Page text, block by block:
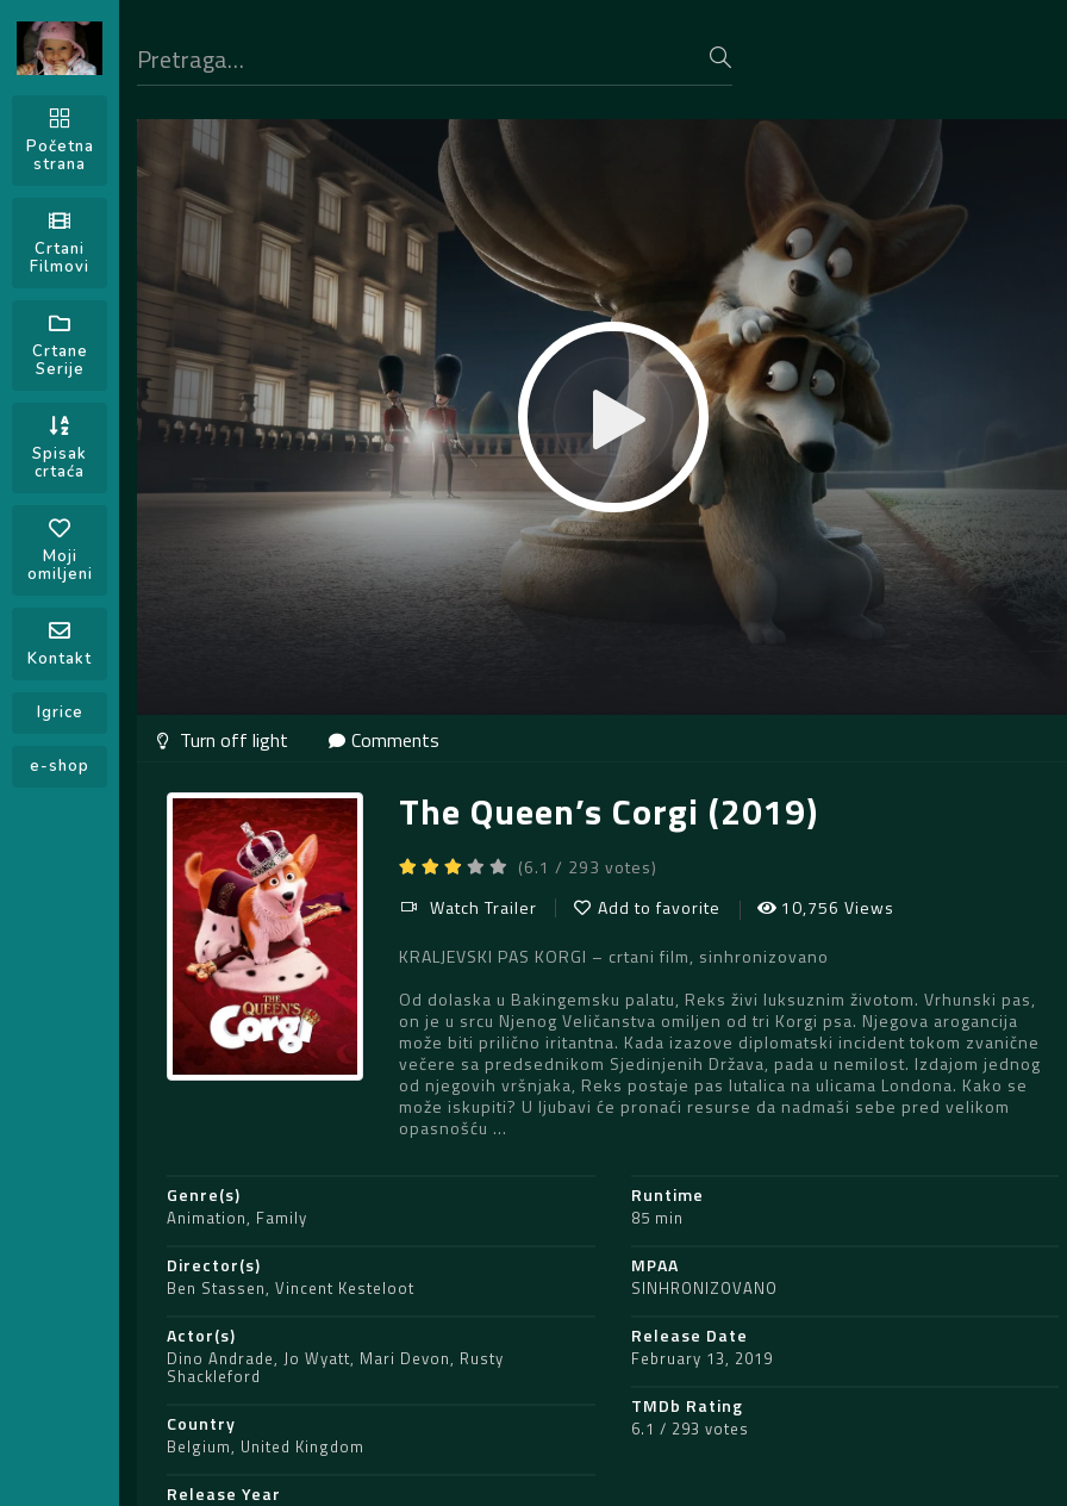
Početna
strana
Crtani
Filmovi
Crtane
Serije
Spisak
crtaća
Moji
omiljeni
Kontakt
Igrice
e-shop
Comments
The Queen’s Corgi (2019)
(6.1 / 293 votes)
Watch Trailer
Add to favorite
10,756 Views
KRALJEVSKI PAS KORGI – crtani film, sinhronizovano
Od dolaska u Bakingemsku palatu, Reks živi luksuznim životom. Vrhunski pas,
on je u srcu Njenog Veličanstva omiljen od tri Korgi psa. Njegova arogancija
može biti prilično iritantna. Kada izazove diplomatski incident tokom zvanične
večere sa predsednikom Sjedinjenih Država, pada u nemilost. Izdajom jednog
od njegovih vršnjaka, Reks postaje pas lutalica na ulicama Londona. Kako se
može iskupiti? U ljubavi će pronaći resurse da nadmaši sebe pred velikom
opasnošću …
Genre(s)
Animation, Family
Director(s)
Ben Stassen, Vincent Kesteloot
Actor(s)
Dino Andrade, Jo Wyatt, Mari Devon, Rusty
Shackleford
Country
Belgium, United Kingdom
Release Year
Runtime
85 min
MPAA
SINHRONIZOVANO
Release Date
February 13, 2019
TMDb Rating
6.1 / 293 votes